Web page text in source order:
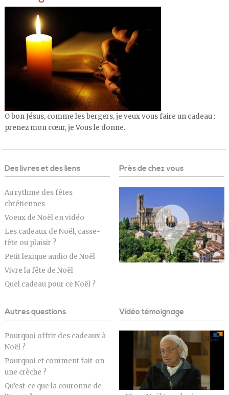
O bon Jésus, comme les bergers, je veux vous faire un cadeau :
prenez mon cœur, je Vous le donne.
Des livres et des liens
Au rythme des fêtes
chrétiennes
Voeux de Noël en vidéo
Les cadeaux de Noël, casse-
tête ou plaisir ?
Petit lexique audio de Noël
Vivre la fête de Noël
Quel cadeau pour ce Noël ?
Près de chez vous
Autres questions
Pourquoi offrir des cadeaux à
Noël ?
Pourquoi et comment fait-on
une crèche ?
Qu’est-ce que la couronne de
Vidéo témoignage